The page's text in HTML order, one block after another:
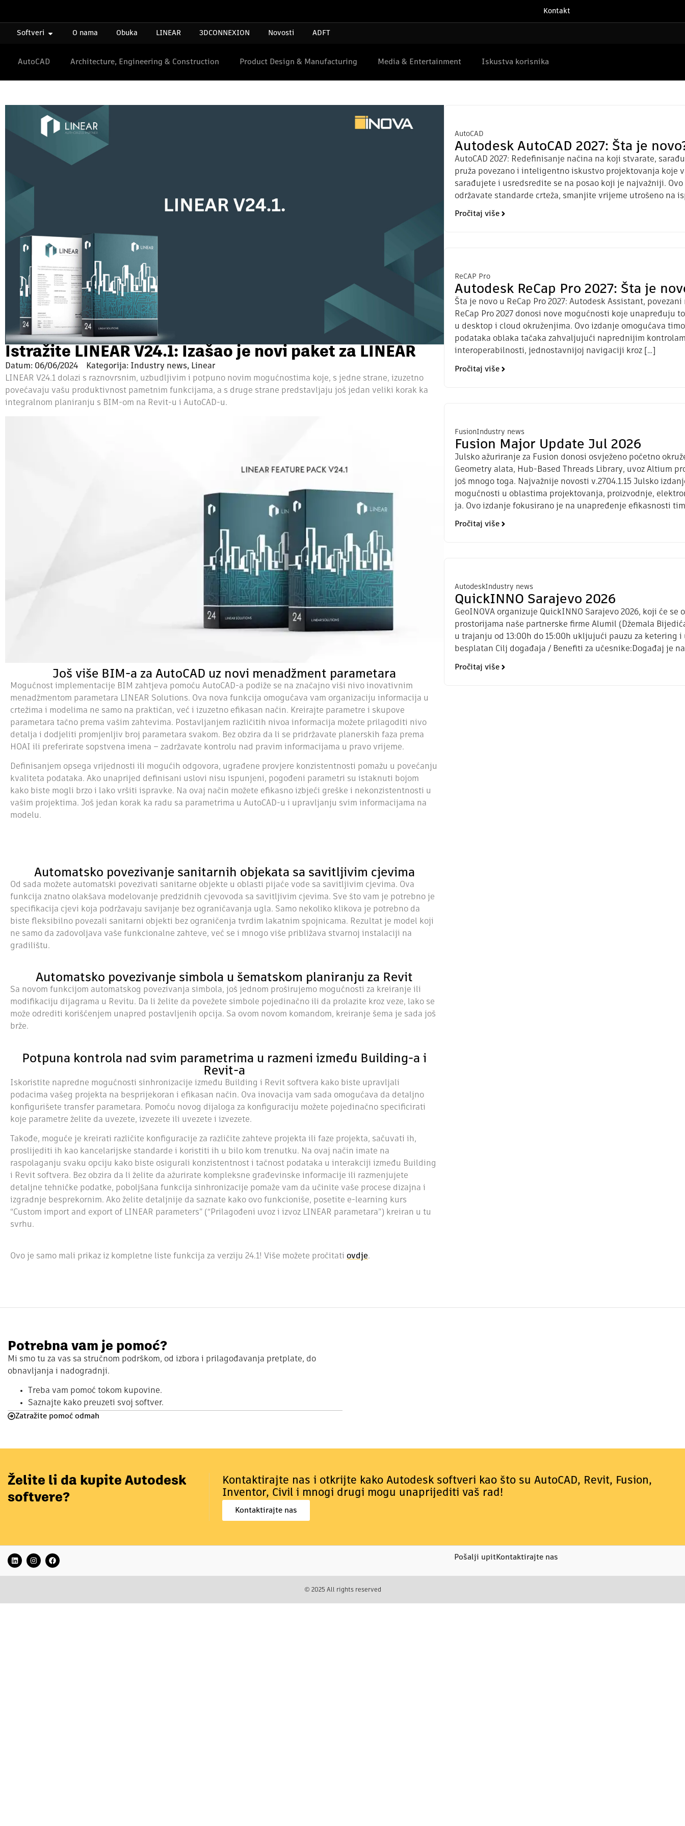
Kontakt
Softveri O nama Obuka LINEAR 3DCONNEXION Novosti ADFT
AutoCAD Architecture, Engineering & Construction Product Design & Manufacturing Media & Entertainment Iskustva korisnika
Istražite LINEAR V24.1: Izašao je novi paket za LINEAR
Datum: 06/06/2024
Kategorija: Industry news, Linear
LINEAR V24.1 dolazi s raznovrsnim, uzbudljivim i potpuno novim mogućnostima koje, s jedne strane, izuzetno
povećavaju vašu produktivnost pametnim funkcijama, a s druge strane predstavljaju još jedan veliki korak ka
integralnom planiranju s BIM-om na Revit-u i AutoCAD-u.
Još više BIM-a za AutoCAD uz novi menadžment parametara
Mogućnost implementacije BIM zahtjeva pomoću AutoCAD-a podiže se na značajno viši nivo inovativnim
menadžmentom parametara LINEAR Solutions. Ova nova funkcija omogućava vam organizaciju informacija u
crtežima i modelima ne samo na praktičan, već i izuzetno efikasan način. Kreirajte parametre i skupove
parametara tačno prema vašim zahtevima. Postavljanjem različitih nivoa informacija možete prilagoditi nivo
detalja i dodjeliti promjenljiv broj parametara svakom. Bez obzira da li se pridržavate planerskih faza prema
HOAI ili preferirate sopstvena imena – zadržavate kontrolu nad pravim informacijama u pravo vrijeme.
Definisanjem opsega vrijednosti ili mogućih odgovora, ugrađene provjere konzistentnosti pomažu u povećanju
kvaliteta podataka. Ako unaprijed definisani uslovi nisu ispunjeni, pogođeni parametri su istaknuti bojom
kako biste mogli brzo i lako vršiti ispravke. Na ovaj način možete efikasno izbjeći greške i nekonzistentnosti u
vašim projektima. Još jedan korak ka radu sa parametrima u AutoCAD-u i upravljanju svim informacijama na
modelu.
Automatsko povezivanje sanitarnih objekata sa savitljivim cjevima
Od sada možete automatski povezivati sanitarne objekte u oblasti pijaće vode sa savitljivim cjevima. Ova
funkcija znatno olakšava modelovanje predzidnih cjevovoda sa savitljivim cjevima. Sve što vam je potrebno je
specifikacija cjevi koja podržavaju savijanje bez ograničavanja ugla. Samo nekoliko klikova je potrebno da
biste fleksibilno povezali sanitarni objekti bez ograničenja tvrdim lakatnim spojnicama. Rezultat je model koji
ne samo da zadovoljava vaše funkcionalne zahteve, već se i mnogo više približava stvarnoj instalaciji na
gradilištu.
Automatsko povezivanje simbola u šematskom planiranju za Revit
Sa novom funkcijom automatskog povezivanja simbola, još jednom proširujemo mogućnosti za kreiranje ili
modifikaciju dijagrama u Revitu. Da li želite da povežete simbole pojedinačno ili da prolazite kroz veze, lako se
može odrediti korišćenjem unapred postavljenih opcija. Sa ovom novom komandom, kreiranje šema je sada još
brže.
Potpuna kontrola nad svim parametrima u razmeni između Building-a i
Revit-a
Iskoristite napredne mogućnosti sinhronizacije između Building i Revit softvera kako biste upravljali
podacima vašeg projekta na besprijekoran i efikasan način. Ova inovacija vam sada omogućava da detaljno
konfigurišete transfer parametara. Pomoću novog dijaloga za konfiguraciju možete pojedinačno specificirati
koje parametre želite da uvezete, izvezete ili uvezete i izvezete.
Takođe, moguće je kreirati različite konfiguracije za različite zahteve projekta ili faze projekta, sačuvati ih,
proslijediti ih kao kancelarijske standarde i koristiti ih u bilo kom trenutku. Na ovaj način imate na
raspolaganju svaku opciju kako biste osigurali konzistentnost i tačnost podataka u interakciji između Building
i Revit softvera. Bez obzira da li želite da ažurirate kompleksne građevinske informacije ili razmenjujete
detaljne tehničke podatke, poboljšana funkcija sinhronizacije pomaže vam da učinite vaše procese dizajna i
izgradnje besprekornim. Ako želite detaljnije da saznate kako ovo funkcioniše, posetite e-learning kurs
“Custom import and export of LINEAR parameters” (“Prilagođeni uvoz i izvoz LINEAR parametara”) kreiran u tu
svrhu.
Ovo je samo mali prikaz iz kompletne liste funkcija za verziju 24.1! Više možete pročitati ovdje.
AutoCAD
Autodesk AutoCAD 2027: Šta je
AutoCAD 2027: Redefinisanje načina na koji stvarate,
pruža povezano i inteligentno iskustvo projektovanja koje
sarađujete i usredsredite se na posao koji je najvažniji.
održavate standarde crteža, smanjite vrijeme utrošeno na
Pročitaj više
ReCAP Pro
Autodesk ReCap Pro 2027: Šta je
Šta je novo u ReCap Pro 2027: Autodesk Assistant,
ReCap Pro 2027 donosi nove mogućnosti koje unapređuju
u desktop i cloud okruženjima. Ovo izdanje omogućava
podataka oblaka tačaka zahvaljujući naprednijim
interoperabilnosti, jednostavnijoj navigaciji kroz […]
Pročitaj više
FusionIndustry news
Fusion Major Update Jul 2026
Julsko ažuriranje za Fusion donosi osvježeno početno
Geometry alata, Hub-Based Threads Library, uvoz Altium
još mnogo toga. Najvažnije novosti v.2704.1.15 Julsko
mogućnosti u oblastima projektovanja, proizvodnje,
ja. Ovo izdanje fokusirano je na unapređenje efikasnosti
Pročitaj više
AutodeskIndustry news
QuickINNO Sarajevo 2026
GeoINOVA organizuje QuickINNO Sarajevo 2026, koji će se
prostorijama naše partnerske firme Alumil (Džemala
u trajanju od 13:00h do 15:00h ukljujući pauzu za ketering i
besplatan Cilj događaja / Benefiti za učesnike:Događaj je
Pročitaj više
Potrebna vam je pomoć?
Mi smo tu za vas sa stručnom podrškom, od izbora i prilagođavanja pretplate, do
obnavljanja i nadogradnji.
Treba vam pomoć tokom kupovine.
Saznajte kako preuzeti svoj softver.
Zatražite pomoć odmah
Želite li da kupite Autodesk
softvere?
Kontaktirajte nas i otkrijte kako Autodesk softveri kao što su AutoCAD, Revit, Fusion,
Inventor, Civil i mnogi drugi mogu unaprijediti vaš rad!
Kontaktirajte nas
Pošalji upit Kontaktirajte nas
© 2025 All rights reserved